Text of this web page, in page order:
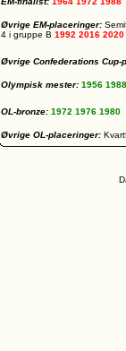
Øvrige EM-placeringer:
4 i gruppe B 1992 2016 2020
Øvrige Confederations Cup-
Olympisk mester: 1956 1988
OL-bronze: 1972 1976 1980
Øvrige OL-placeringer: